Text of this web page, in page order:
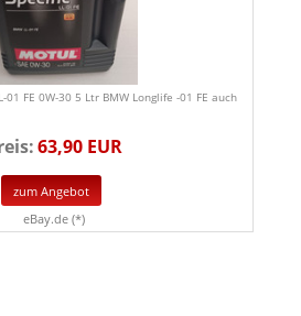
FE 0W-30 5 Ltr BMW Longlife -01 FE auch
63,90 EUR
zum Angebot
eBay.de (*)